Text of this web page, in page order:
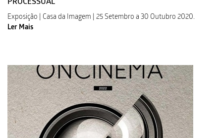
PROCESSUAL
Exposição | Casa da Imagem | 25 Setembro a 30 Outubro 2020.
Ler Mais